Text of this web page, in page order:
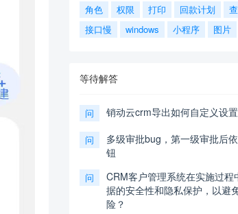
角色
权限 打印 回款计划
接口慢
windows 小程序 图片
等待解答
问 销动云crm导出如何自定义设
问
多级审批bug，第一级审批后
钮
问
CRM客户管理系统在实施过程
据的安全性和隐私保护，以避
险？